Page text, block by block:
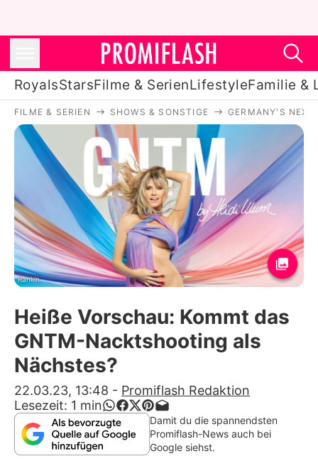
RoyalsStarsFilme & SerienLifestyleFamilie &
Royals
Filme & Serien
Lifestyle
Familie & Liebe
Promiflash Exklusiv
Alle Themen auf Promiflash
App runterladen
Team
Redaktionelle Richtlinien
FILME & SERIEN SHOWS & SONSTIGE GERMANY'S NEXT
Rankin
Heiße Vorschau: Kommt das
GNTM-Nacktshooting als
Nächstes?
22.03.23, 13:48 - Promiflash Redaktion
Lesezeit: 1 min
Damit du die spannendsten
Promiflash-News auch bei
Google siehst.